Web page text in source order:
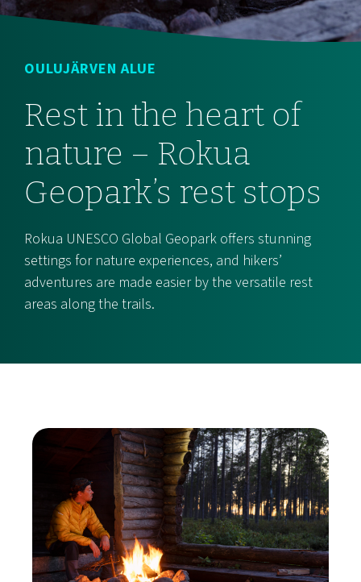
OULUJÄRVEN ALUE
Rest in the heart of
nature – Rokua
Geopark’s rest stops
Rokua UNESCO Global Geopark offers stunning
settings for nature experiences, and hikers’
adventures are made easier by the versatile rest
areas along the trails.